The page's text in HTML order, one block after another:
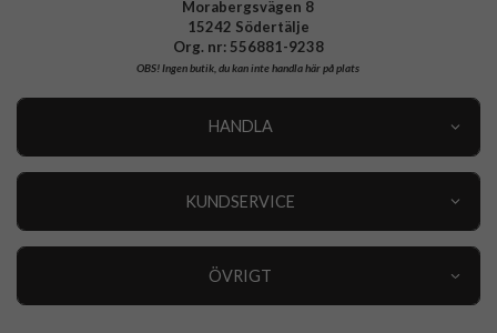
Morabergsvägen 8
15242 Södertälje
Org. nr: 556881-9238
OBS!Ingen butik, du kan inte handla här på plats
HANDLA
KUNDSERVICE
ÖVRIGT